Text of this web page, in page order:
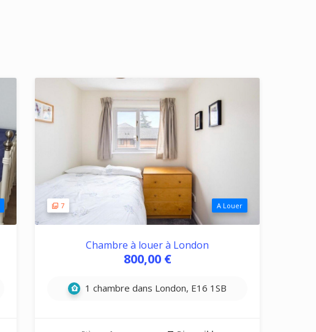
7 A Louer
Chambre à louer à London
800,00 €
1 chambre dans London, E16 1SB